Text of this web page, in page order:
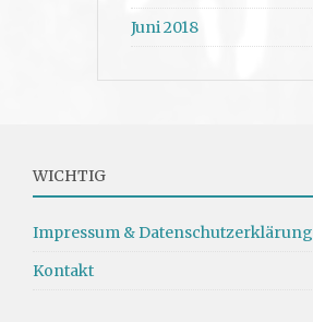
Juni 2018
WICHTIG
Impressum & Datenschutzerklärung
Kontakt